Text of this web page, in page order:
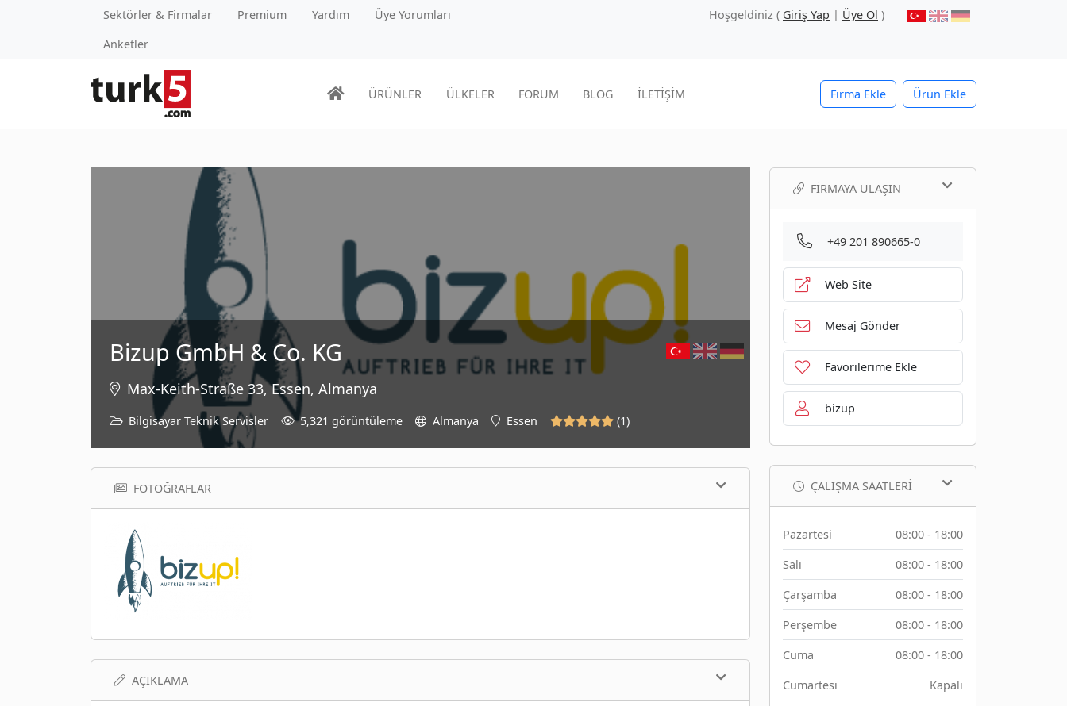
Sektörler & Firmalar Premium Yardım
Üye Yorumları
Anketler
Hoşgeldiniz ( Giriş Yap | Üye Ol )
Firma Ekle Ürün Ekle
ÜRÜNLER ÜLKELER FORUM BLOG İLETİŞİM
Bizup GmbH & Co. KG
Max-Keith-Straße 33, Essen, Almanya
Bilgisayar Teknik Servisler 5,321 görüntüleme Almanya Essen (1)
FOTOĞRAFLAR
AÇIKLAMA
FIRMAYA ULAŞIN
+49 201 890665-0
Web Site
Mesaj Gönder
Favorilerime Ekle
bizup
ÇALIŞMA SAATLERI
Pazartesi
08:00 - 18:00
Salı
08:00 - 18:00
Çarşamba
08:00 - 18:00
Perşembe
08:00 - 18:00
Cuma
08:00 - 18:00
Cumartesi
Kapalı